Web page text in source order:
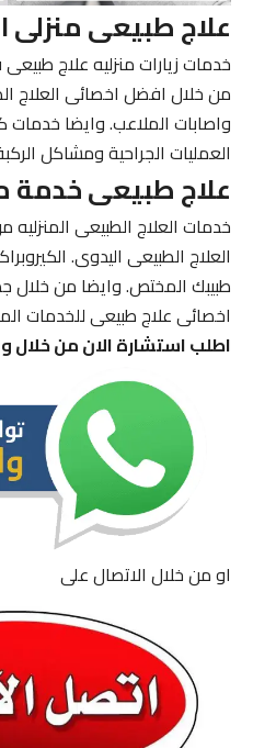
علاج طبيعى منزلى
خدمات زيارات منزليه علاج
من خلال افضل اخصائى العلاج
واصابات الملاعب. وايضا خدمات
العمليات الجراحية ومشاكل
علاج طبيعى خدمة
خدمات العلاج الطبيعى المنزليه
العلاج الطبيعى اليدوى.
طبيبك المختص. وايضا من خلال
اخصائى علاج طبيعى للخدمات
اطلب استشارة الان من خلال
او من خلال الاتصال على